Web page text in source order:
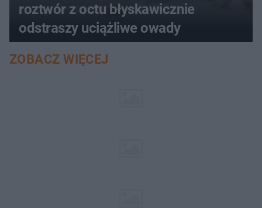
roztwór z octu błyskawicznie
odstraszy uciążliwe owady
ZOBACZ WIĘCEJ